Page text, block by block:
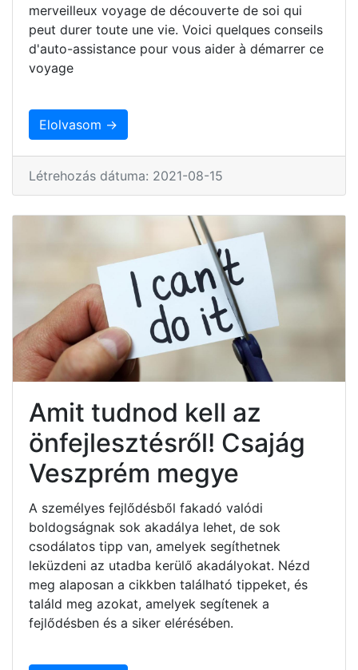
merveilleux voyage de découverte de soi qui
peut durer toute une vie. Voici quelques conseils
d'auto-assistance pour vous aider à démarrer ce
voyage
Elolvasom →
Létrehozás dátuma: 2021-08-15
Amit tudnod kell az
önfejlesztésről! Csajág
Veszprém megye
A személyes fejlődésből fakadó valódi
boldogságnak sok akadálya lehet, de sok
csodálatos tipp van, amelyek segíthetnek
leküzdeni az utadba kerülő akadályokat. Nézd
meg alaposan a cikkben található tippeket, és
találd meg azokat, amelyek segítenek a
fejlődésben és a siker elérésében.